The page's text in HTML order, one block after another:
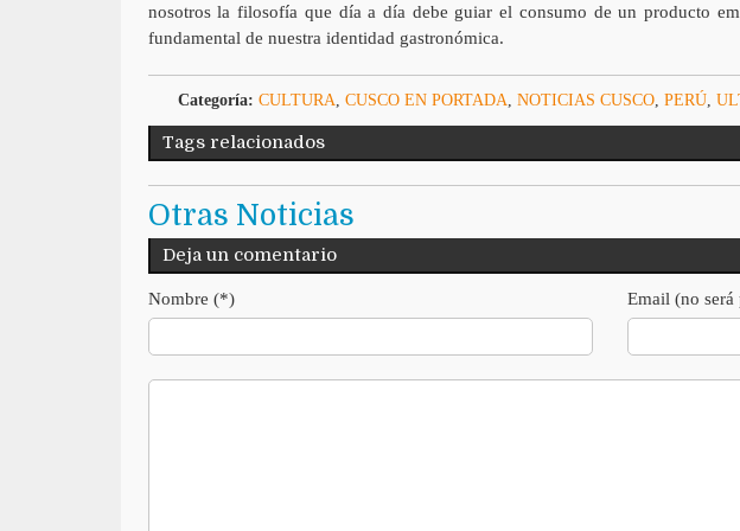
nosotros la filosofía que día a día debe guiar el consumo de un producto
fundamental de nuestra identidad gastronómica.
Categoría: CULTURA CUSCO EN PORTADA NOTICIAS CUSCO, PERÚ,
Tags relacionados
Otras Noticias
Deja un comentario
Nombre (*) Email (no